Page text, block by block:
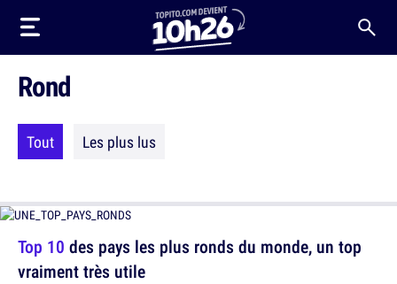
Rond
Tout Les plus lus
Top 10 des pays les plus ronds du monde, un top
vraiment très utile